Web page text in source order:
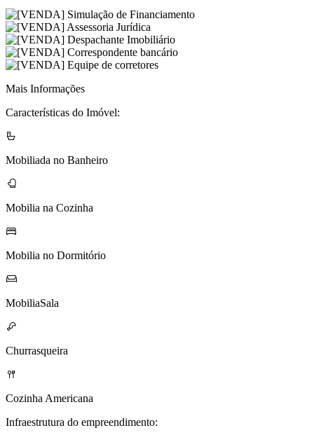
Mais Informações
Características do Imóvel:
Mobiliada no Banheiro
Mobilia na Cozinha
Mobilia no Dormitório
MobiliaSala
Churrasqueira
Cozinha Americana
Infraestrutura do empreendimento: